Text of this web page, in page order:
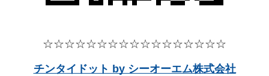
☆☆☆☆☆☆☆☆☆☆☆☆☆☆☆☆☆
チンタイドット by シーオーエム株式会社